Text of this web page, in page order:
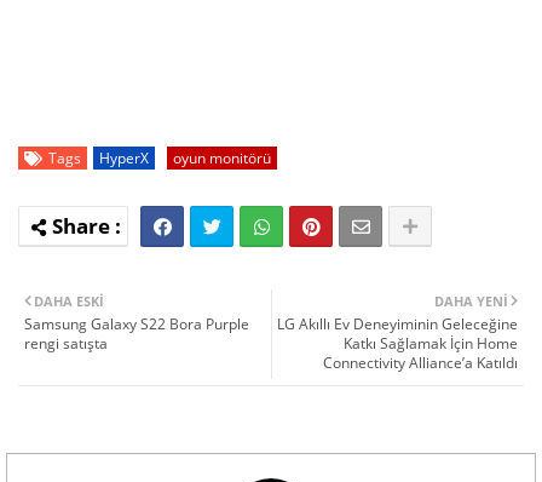
Tags HyperX oyun monitörü
DAHA YENI
LG Akıllı Ev Deneyiminin Geleceğine
Katkı Sağlamak İçin Home
Connectivity Alliance’a Katıldı
DAHA ESKI
Samsung Galaxy S22 Bora Purple
rengi satışta